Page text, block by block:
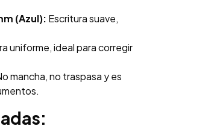
(Azul): Escritura suave,
uniforme, ideal para corregir
mancha, no traspasa y es